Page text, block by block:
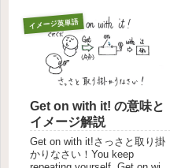
have+O+現在分詞 についても
取り上げて、その違いを解説
しています。この記事でわか
ることhave+O+動詞の原形 の
イメージと意...
イメージ英単語
Get on with it! の意味と
イメージ解説
Get on with it!さっさと取り掛
かりなさい！You keep